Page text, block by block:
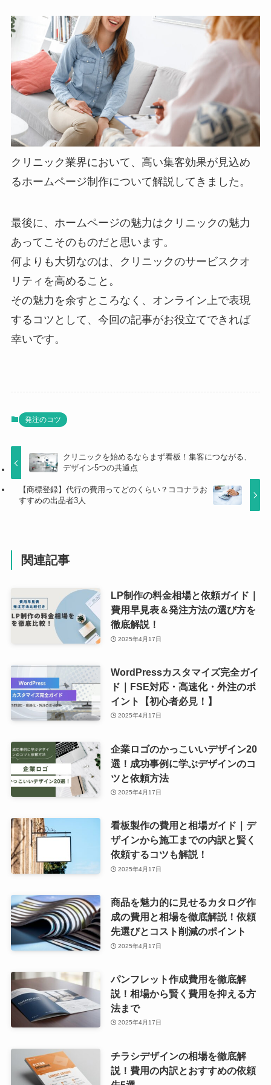
クリニック業界において、高い集客効果が見込め
るホームページ制作について解説してきました。
最後に、ホームページの魅力はクリニックの魅力
あってこそのものだと思います。
何よりも大切なのは、クリニックのサービスクオ
リティを高めること。
その魅力を余すところなく、オンライン上で表現
するコツとして、今回の記事がお役立てできれば
幸いです。
発注のコツ
クリニックを始めるならまず看板！集客につながる、
デザイン5つの共通点
【商標登録】代行の費用ってどのくらい？ココナラお
すすめの出品者3人
関連記事
LP制作の料金相場と依頼ガイド｜
費用早見表＆発注方法の選び方を
徹底解説！
2025年4月17日
WordPressカスタマイズ完全ガイ
ド｜FSE対応・高速化・外注のポ
イント【初心者必見！】
2025年4月17日
企業ロゴのかっこいいデザイン20
選！成功事例に学ぶデザインのコ
ツと依頼方法
2025年4月17日
看板製作の費用と相場ガイド｜デ
ザインから施工までの内訳と賢く
依頼するコツも解説！
2025年4月17日
商品を魅力的に見せるカタログ作
成の費用と相場を徹底解説！依頼
先選びとコスト削減のポイント
2025年4月17日
パンフレット作成費用を徹底解
説！相場から賢く費用を抑える方
法まで
2025年4月17日
チラシデザインの相場を徹底解
説！費用の内訳とおすすめの依頼